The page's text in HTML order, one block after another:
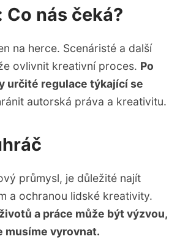
nás čeká?
na herce. Scenáristé a další
ovlivnit kreativní proces. Po
určité regulace týkající se
autorská práva a kreativitu.
průmysl, je důležité najít
a ochranou lidské kreativity.
a práce může být výzvou,
musíme vyrovnat.